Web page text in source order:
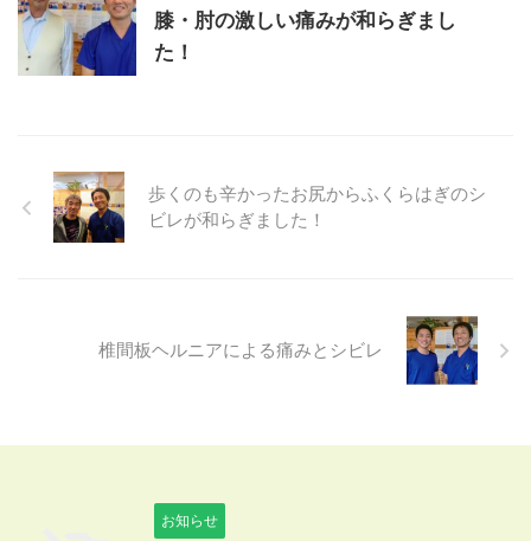
膝・肘の激しい痛みが和らぎまし
た！
歩くのも辛かったお尻からふくらはぎのシ
ビレが和らぎました！
椎間板ヘルニアによる痛みとシビレ
お知らせ